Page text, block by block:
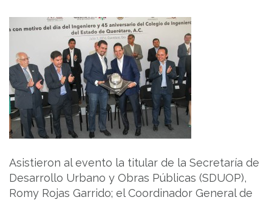
Asistieron al evento la titular de la Secretaría de
Desarrollo Urbano y Obras Públicas (SDUOP),
Romy Rojas Garrido; el Coordinador General de